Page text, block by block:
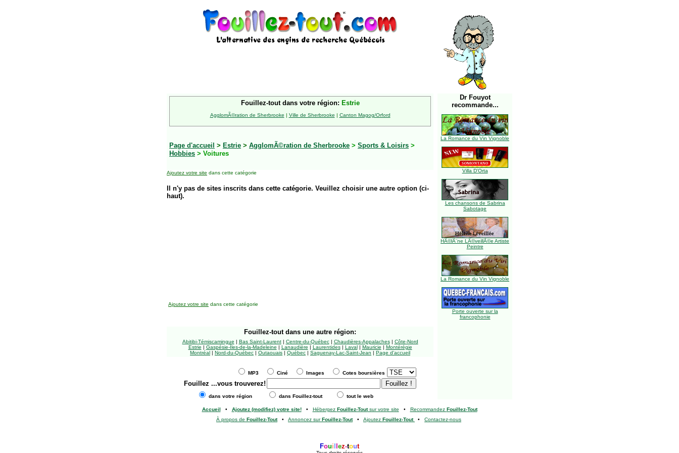
Fouillez-tout dans votre région: Estrie
AgglomÃ©ration de Sherbrooke | Ville de Sherbrooke | Canton Magog/Orford
Page d'accueil > Estrie > AgglomÃ©ration de Sherbrooke > Sports & Loisirs >
Hobbies > Voitures
Ajoutez votre site dans cette catégorie
Il n'y pas de sites inscrits dans cette catégorie. Veuillez choisir une autre option (ci-
haut).
Dr Fouyot
recommande...
La Romance du Vin Vignoble
Villa D'Orta
Les chansons de Sabrina
Sabotage
HÃ©lÃ¨ne LÃ©veillÃ©e Artiste
Peintre
La Romance du Vin Vignoble
Porte ouverte sur la
francophonie
Ajoutez votre site dans cette catégorie
Fouillez-tout dans une autre région:
Abitibi-Témiscamingue | Bas Saint-Laurent| Centre-du-Québec| Chaudières-Appalaches| Côte-Nord
Estrie | Gaspésie-Îles-de-la-Madeleine | Lanaudière | Laurentides| Laval| Mauricie | Montérégie
Montréal | Nord-du-Québec | Outaouais | Québec | Saguenay-Lac-Saint-Jean | Page d'accueil
MP3 Ciné Images Cotes boursières
Fouillez ...vous trouverez!
dans votre région dans Fouillez-tout tout le web
Accueil • Ajoutez (modifiez) votre site!• Hébergez Fouillez-Toutsur votre site • Recommandez Fouillez-Tout
À propos de Fouillez-Tout• Annoncez surFouillez-Tout• Ajoutez Fouillez-Tout • Contactez-nous
Foui ez-tout